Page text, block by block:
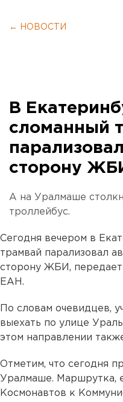
← НОВОСТИ
В
сломанный
сторону
А на Уралмаше
троллейбус.
Сегодня вечером в
трамвай парализовал
сторону ЖБИ, передает
ЕАН.
По словам очевидцев,
выехать по улице
этом направлении
Отметим, что сегодня
Уралмаше. Маршрутка,
Космонавтов к